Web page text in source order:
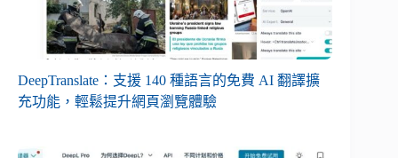
DeepTranslate：支援 140 種語言的免費 AI 翻譯擴
充功能，輕鬆提升網頁瀏覽體驗